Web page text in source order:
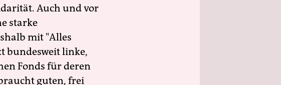
Auch und vor
starke
mit "Alles
bundesweit linke,
Fonds für deren
guten, frei